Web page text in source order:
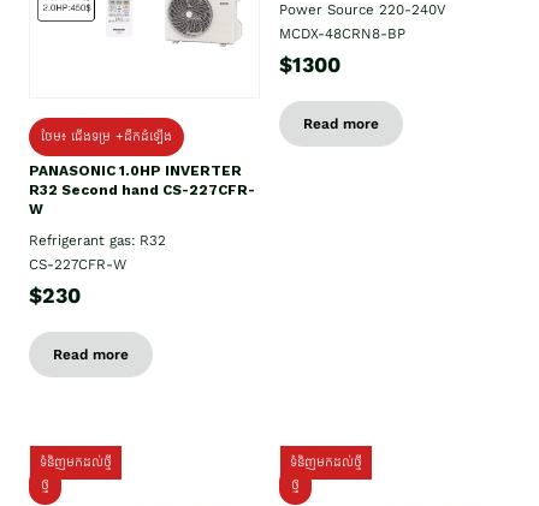
ថែម៖ ជើងទម្រ +ដឹកដំឡើង
PANASONIC 1.0HP INVERTER
R32 Second hand CS-227CFR-
W
Refrigerant gas: R32
CS-227CFR-W
$230
Read more
Power Source 220-240V
MCDX-48CRN8-BP
$1300
Read more
ទំនិញមកដល់ថ្មី
ថ្មី
ទំនិញមកដល់ថ្មី
ថ្មី